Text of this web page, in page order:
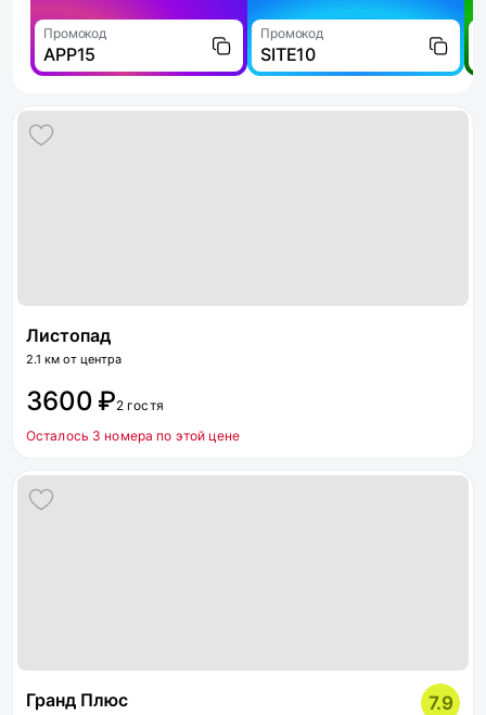
Промокод
APP15
Промокод
SITE10
Листопад
2.1 км от центра
3600 ₽2 гостя
Осталось 3 номера по этой цене
Гранд Плюс 7.9